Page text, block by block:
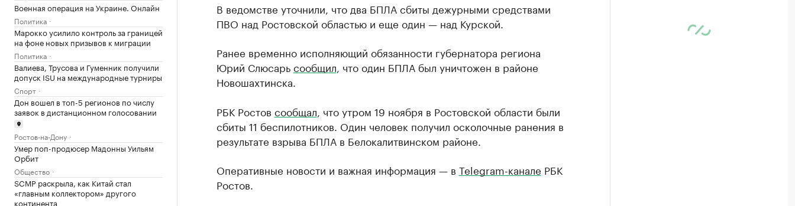
Военная операция на Украине. Онлайн
Политика
Марокко усилило контроль за границей
на фоне новых призывов к миграции
Политика
Валиева, Трусова и Гуменник получили
допуск ISU на международные турниры
Спорт
Дон вошел в топ-5 регионов по числу
заявок в дистанционном голосовании
Ростов-на-Дону
Умер поп-продюсер Мадонны Уильям
Орбит
Общество
SCMP раскрыла, как Китай стал
«главным коллектором» другого
континента
В ведомстве уточнили, что два БПЛА сбиты дежурными средствами
ПВО над Ростовской областью и еще один — над Курской.
Ранее временно исполняющий обязанности губернатора региона
Юрий Слюсарьсообщил , что один БПЛА был уничтожен в районе
Новошахтинска.
РБК Ростов сообщал , что утром 19 ноября в Ростовской области были
сбиты 11 беспилотников. Один человек получил осколочные ранения в
результате взрыва БПЛА в Белокалитвинском районе.
Оперативные новости и важная информация — в Telegram-канале РБК
Ростов.